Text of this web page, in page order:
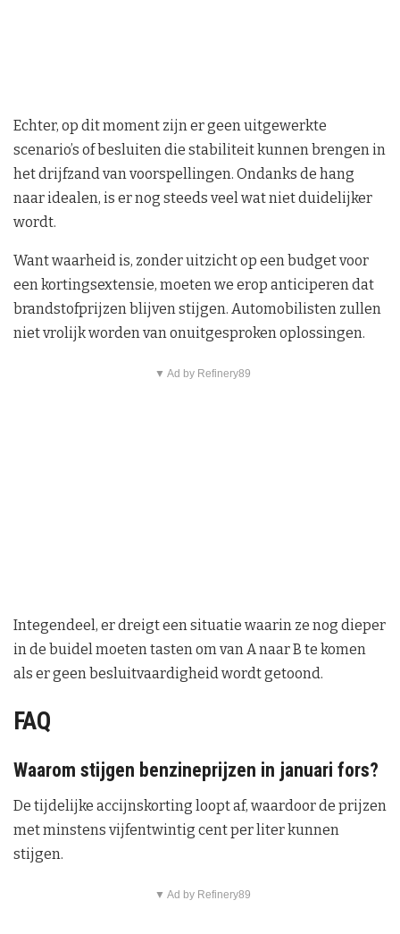
Echter, op dit moment zijn er geen uitgewerkte
scenario’s of besluiten die stabiliteit kunnen brengen in
het drijfzand van voorspellingen. Ondanks de hang
naar idealen, is er nog steeds veel wat niet duidelijker
wordt.
Want waarheid is, zonder uitzicht op een budget voor
een kortingsextensie, moeten we erop anticiperen dat
brandstofprijzen blijven stijgen. Automobilisten zullen
niet vrolijk worden van onuitgesproken oplossingen.
▼ Ad by Refinery89
Integendeel, er dreigt een situatie waarin ze nog dieper
in de buidel moeten tasten om van A naar B te komen
als er geen besluitvaardigheid wordt getoond.
FAQ
Waarom stijgen benzineprijzen in januari fors?
De tijdelijke accijnskorting loopt af, waardoor de prijzen
met minstens vijfentwintig cent per liter kunnen
stijgen.
▼ Ad by Refinery89